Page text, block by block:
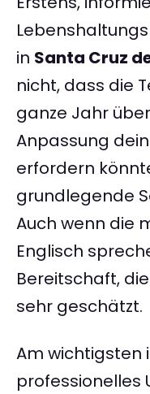
in Santa Cruz
nicht, dass die
ganze Jahr
Anpassung
erfordern
grundlegende
Auch wenn die
Englisch
Bereitschaft,
sehr geschätzt.
Am wichtigsten
professionelles